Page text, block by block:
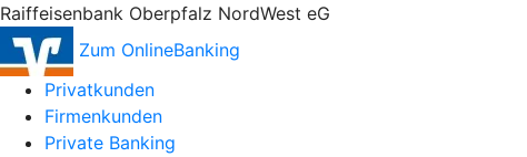
Raiffeisenbank Oberpfalz NordWest eG
Zum OnlineBanking
Privatkunden
Firmenkunden
Private Banking